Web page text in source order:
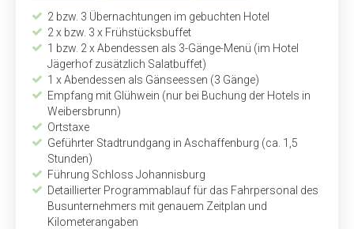
2 bzw. 3 Übernachtungen im gebuchten Hotel
2 x bzw. 3 x Frühstücksbuffet
1 bzw. 2 x Abendessen als 3-Gänge-Menü (im Hotel
Jägerhof zusätzlich Salatbuffet)
1 x Abendessen als Gänseessen (3 Gänge)
Empfang mit Glühwein (nur bei Buchung der Hotels in
Weibersbrunn)
Ortstaxe
Geführter Stadtrundgang in Aschaffenburg (ca. 1,5
Stunden)
Führung Schloss Johannisburg
Detaillierter Programmablauf für das Fahrpersonal des
Busunternehmers mit genauem Zeitplan und
Kilometerangaben